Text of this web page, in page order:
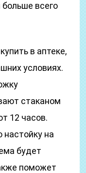
больше всего
в аптеке,
условиях.
стаканом
12 часов.
на
будет
поможет